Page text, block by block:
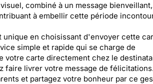
combiné à un message
à embellir cette période
unique en choisissant d'envoyer cette
simple et rapide qui se charge de
votre carte directement chez le
faire livrer votre message de
et partagez votre bonheur par ce